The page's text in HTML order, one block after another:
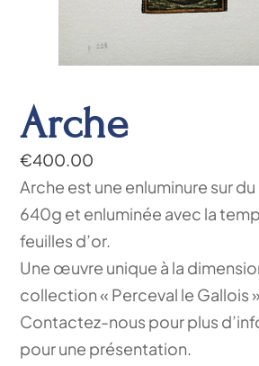
Arche
€400.00
Arche est une enluminure sur
640g et enluminée avec la
feuilles d’or.
Une œuvre unique à la
collection « Perceval le Gallois »
Contactez-nous pour plus
pour une présentation.